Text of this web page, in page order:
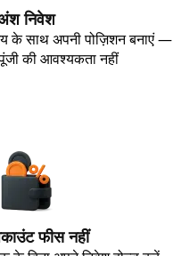
निवेश
साथ अपनी पोज़िशन बनाएं —
की आवश्यकता नहीं
फीस नहीं